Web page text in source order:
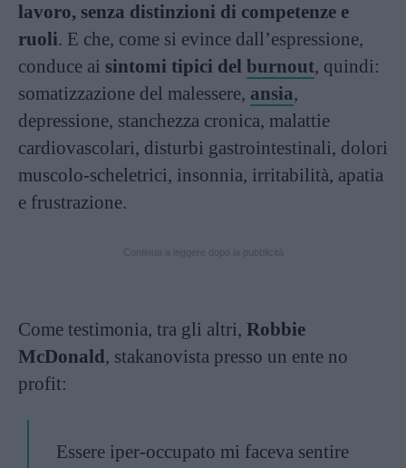
lavoro, senza distinzioni di competenze e
ruoli. E che, come si evince dall’espressione,
conduce ai sintomi tipici del burnout, quindi:
somatizzazione del malessere, ansia,
depressione, stanchezza cronica, malattie
cardiovascolari, disturbi gastrointestinali, dolori
muscolo-scheletrici, insonnia, irritabilità, apatia
e frustrazione.
Come testimonia, tra gli altri, Robbie
McDonald, stakanovista presso un ente no
profit:
Essere iper-occupato mi faceva sentire